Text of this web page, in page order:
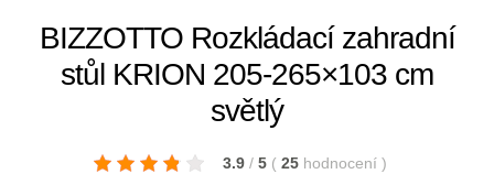
BIZZOTTO Rozkládací zahradní
stůl KRION 205-265×103 cm
světlý
3.9 / 5 ( 25 hodnocení )